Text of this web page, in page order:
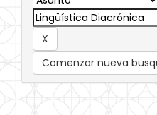
Comenzar nueva